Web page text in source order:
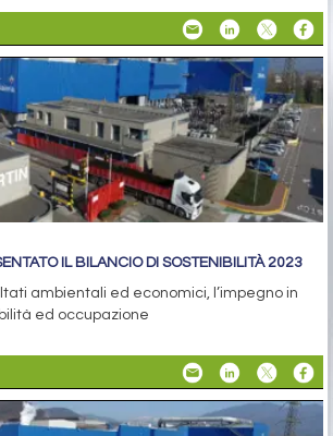
IL BILANCIO DI SOSTENIBILITÀ 2023
ambientali ed economici, l’impegno in
ed occupazione